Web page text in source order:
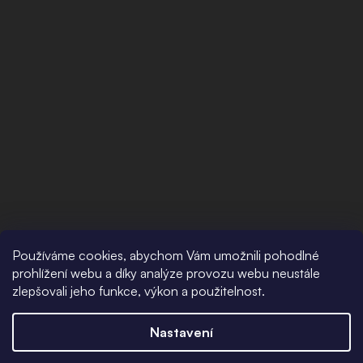
Používáme cookies, abychom Vám umožnili pohodlné
prohlížení webu a díky analýze provozu webu neustále
zlepšovali jeho funkce, výkon a použitelnost.
Nastavení